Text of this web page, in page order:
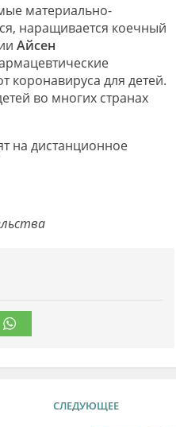
материально-
наращивается коечный
Айсен
коронавируса для детей.
во многих странах
на дистанционное
СЛЕДУЮЩЕЕ